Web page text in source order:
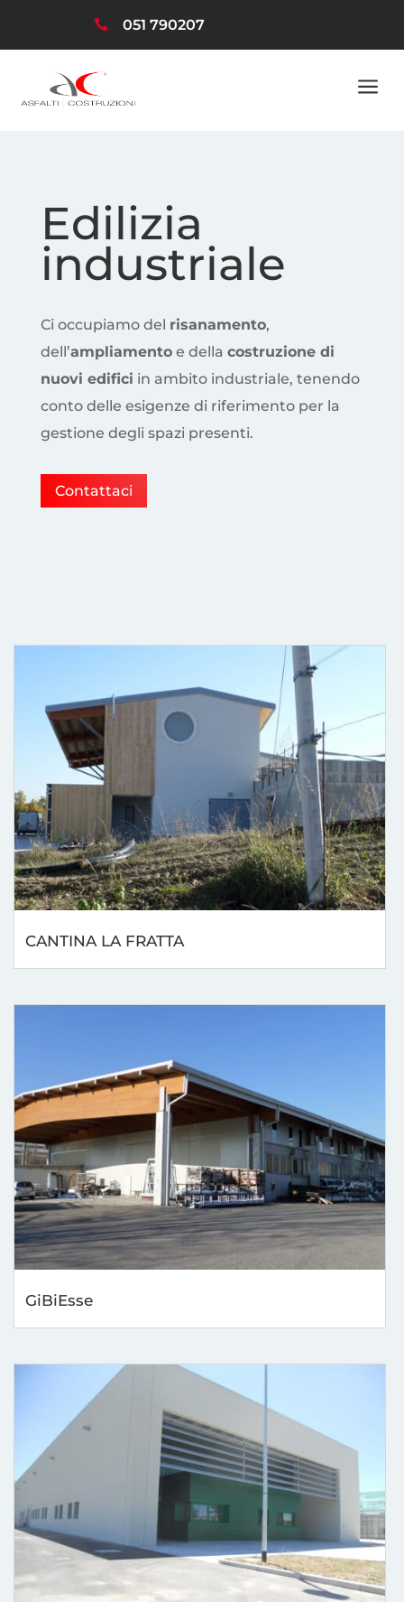
 051 790207
a
Edilizia
industriale
Ci occupiamo del risanamento,
dell’ampliamentoe della costruzione di
nuovi edifici in ambito industriale, tenendo
conto delle esigenze di riferimento per la
gestione degli spazi presenti.
Contattaci
CANTINA LA FRATTA
GiBiEsse